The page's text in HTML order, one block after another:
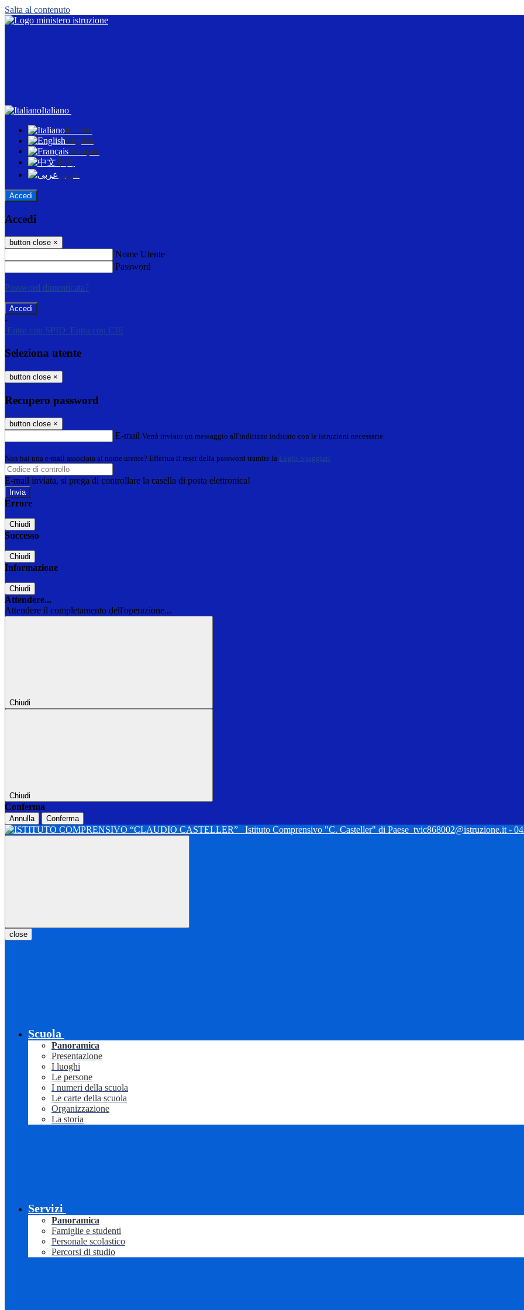
Salta al contenuto
Italiano
Italiano
English
Français
中文
عربى
Accedi
Accedi
button close ×
Nome Utente
Password
Password dimenticata?
-
Entra con SPID
Entra con CIE
Seleziona utente
button close ×
Recupero password
button close ×
E-mail Verrà inviato un messaggio all'indirizzo indicato con le istruzioni necessarie.
Non hai una e-mail associata al nome utente? Effettua il reset della password tramite la Login Spaggiari
E-mail inviata, si prega di controllare la casella di posta elettronica!
Errore
Chiudi
Successo
Chiudi
Informazione
Chiudi
Attendere...
Attendere il completamento dell'operazione...
Chiudi
Chiudi
Conferma
Annulla Conferma
Istituto Comprensivo "C. Casteller" di Paese tvic868002@istruzione.it -
close
Scuola
Panoramica
Presentazione
I luoghi
Le persone
I numeri della scuola
Le carte della scuola
Organizzazione
La storia
Servizi
Panoramica
Famiglie e studenti
Personale scolastico
Percorsi di studio